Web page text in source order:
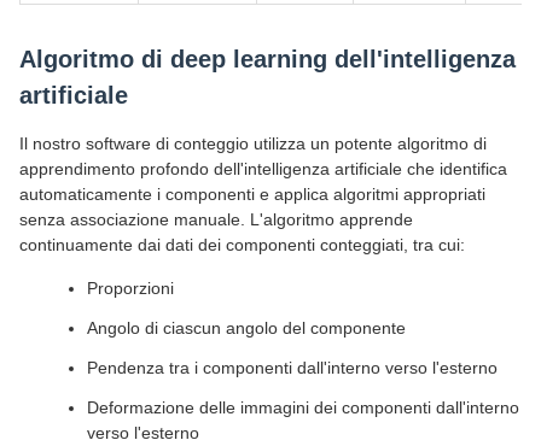
Algoritmo di deep learning dell'intelligenza
artificiale
Il nostro software di conteggio utilizza un potente algoritmo di
apprendimento profondo dell'intelligenza artificiale che identifica
automaticamente i componenti e applica algoritmi appropriati
senza associazione manuale. L'algoritmo apprende
continuamente dai dati dei componenti conteggiati, tra cui:
Proporzioni
Angolo di ciascun angolo del componente
Pendenza tra i componenti dall'interno verso l'esterno
Deformazione delle immagini dei componenti dall'interno
verso l'esterno